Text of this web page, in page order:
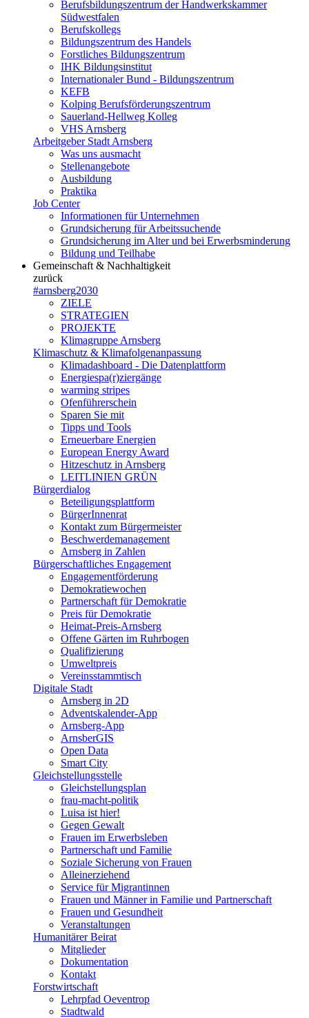
Berufsbildungszentrum der Handwerkskammer
Südwestfalen
Berufskollegs
Bildungszentrum des Handels
Forstliches Bildungszentrum
IHK Bildungsinstitut
Internationaler Bund - Bildungszentrum
KEFB
Kolping Berufsförderungszentrum
Sauerland-Hellweg Kolleg
VHS Arnsberg
Arbeitgeber Stadt Arnsberg
Was uns ausmacht
Stellenangebote
Ausbildung
Praktika
Job Center
Informationen für Unternehmen
Grundsicherung für Arbeitssuchende
Grundsicherung im Alter und bei Erwerbsminderung
Bildung und Teilhabe
Gemeinschaft & Nachhaltigkeit
zurück
#arnsberg2030
ZIELE
STRATEGIEN
PROJEKTE
Klimagruppe Arnsberg
Klimaschutz & Klimafolgenanpassung
Klimadashboard - Die Datenplattform
Energiespa(r)ziergänge
warming stripes
Ofenführerschein
Sparen Sie mit
Tipps und Tools
Erneuerbare Energien
European Energy Award
Hitzeschutz in Arnsberg
LEITLINIEN GRÜN
Bürgerdialog
Beteiligungsplattform
BürgerInnenrat
Kontakt zum Bürgermeister
Beschwerdemanagement
Arnsberg in Zahlen
Bürgerschaftliches Engagement
Engagementförderung
Demokratiewochen
Partnerschaft für Demokratie
Preis für Demokratie
Heimat-Preis-Arnsberg
Offene Gärten im Ruhrbogen
Qualifizierung
Umweltpreis
Vereinsstammtisch
Digitale Stadt
Arnsberg in 2D
Adventskalender-App
Arnsberg-App
ArnsberGIS
Open Data
Smart City
Gleichstellungsstelle
Gleichstellungsplan
frau-macht-politik
Luisa ist hier!
Gegen Gewalt
Frauen im Erwerbsleben
Partnerschaft und Familie
Soziale Sicherung von Frauen
Alleinerziehend
Service für Migrantinnen
Frauen und Männer in Familie und Partnerschaft
Frauen und Gesundheit
Veranstaltungen
Humanitärer Beirat
Mitglieder
Dokumentation
Kontakt
Forstwirtschaft
Lehrpfad Oeventrop
Stadtwald